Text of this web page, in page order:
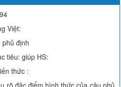
Việt:
phủ định
tiêu: giúp HS:
thức :
rõ đặc điểm hình thức của câu phủ